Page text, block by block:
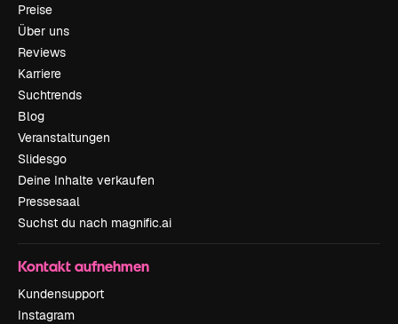
Preise
Über uns
Reviews
Karriere
Suchtrends
Blog
Veranstaltungen
Slidesgo
Deine Inhalte verkaufen
Pressesaal
Suchst du nach magnific.ai
Kontakt aufnehmen
Kundensupport
Instagram